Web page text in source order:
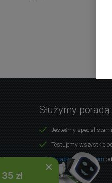
Służymy poradą
Jesteśmy
Testujemy wszystkie
Doradzamy klientom
×
zł